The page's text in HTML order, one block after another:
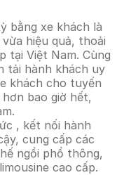
bằng xe khách là
hiệu quả, thoải
tại Việt Nam. Cùng
tải hành khách uy
khách cho tuyến
bao giờ hết,
, kết nối hành
cung cấp các
ngồi phổ thông,
cao cấp.